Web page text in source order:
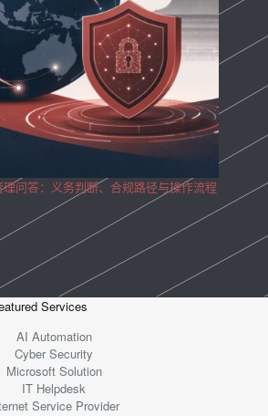
问答：义务判断、合规路径与操作流程
Services
AI Automation
Cyber Security
Microsoft Solution
IT Helpdesk
Service Provider